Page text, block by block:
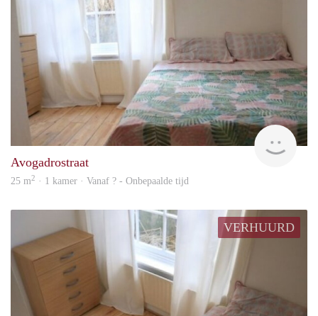
rent
Avogadrostraat
25 m2 · 1 kamer · Vanaf ? - Onbepaalde tijd
VERHUURD